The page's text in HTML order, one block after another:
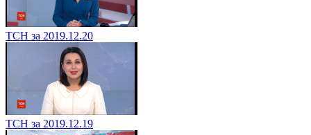
ТСН за 2019.12.20
ТСН за 2019.12.19